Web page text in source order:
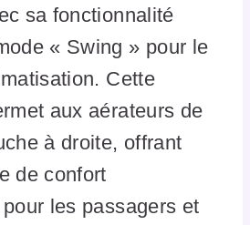
sa fonctionnalité
« Swing » pour le
Cette
aux aérateurs de
à droite, offrant
de confort
les passagers et